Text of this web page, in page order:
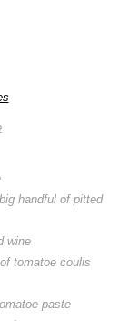
handful of pitted
wine
tomatoe coulis
paste